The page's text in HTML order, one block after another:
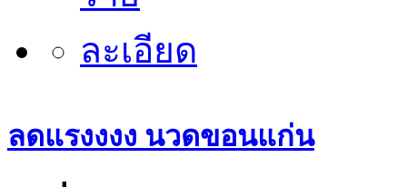
ลดแรงงงง นวดขอนแก่น